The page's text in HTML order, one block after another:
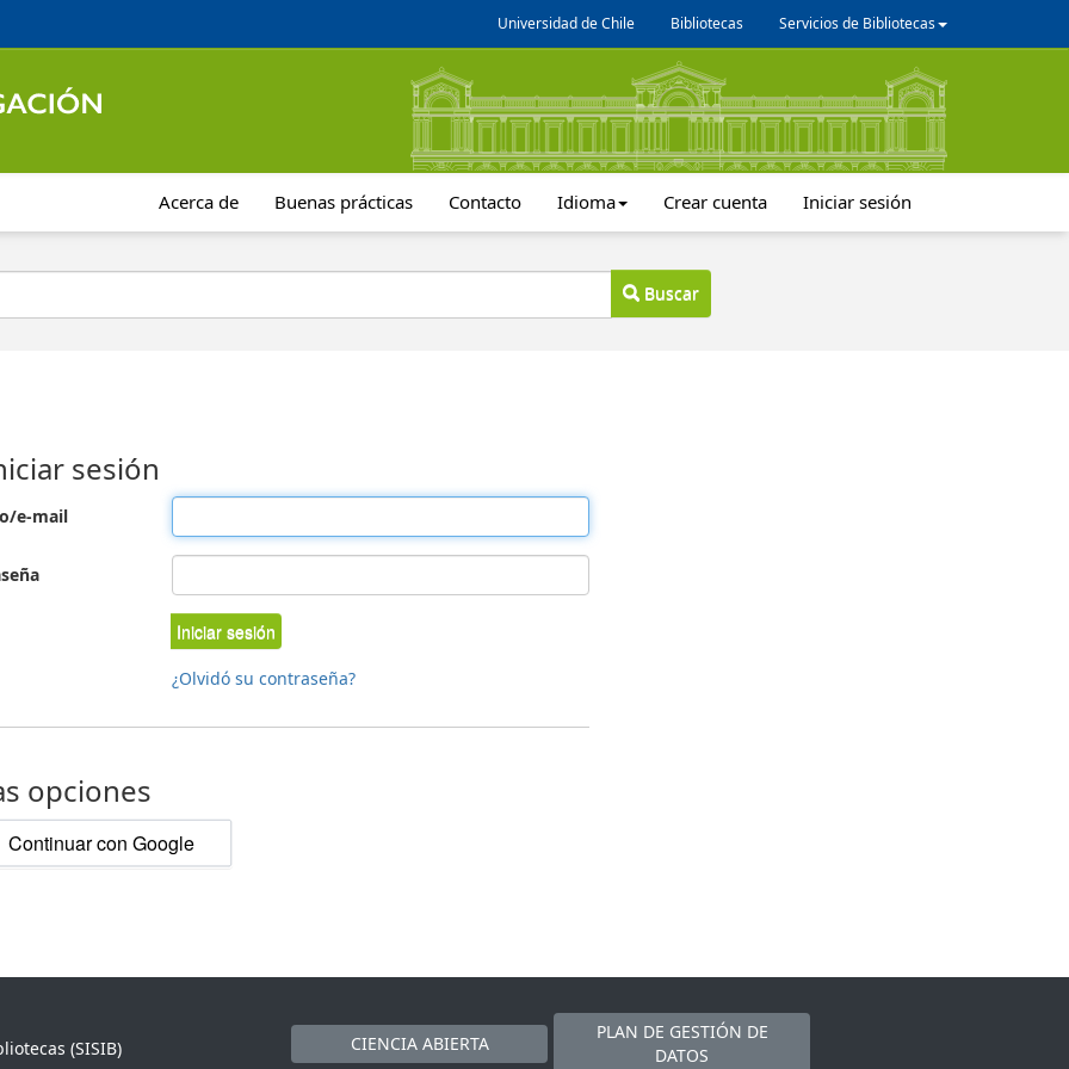
Universidad de Chile Bibliotecas Servicios de Bibliotecas
Acerca de Buenas prácticas Contacto Idioma Crear cuenta Iniciar sesión
Buscar
sesión
e-mail
Iniciar sesión
¿Olvidó su contraseña?
opciones
Continuar con Google
(SISIB)
CIENCIA ABIERTA
PLAN DE GESTIÓN DE
DATOS